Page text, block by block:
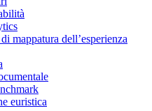
mappatura dell’esperienza
euristica